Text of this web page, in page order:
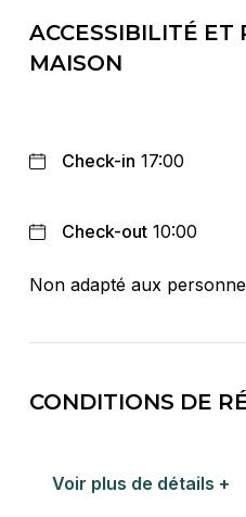
ACCESSIBILITÉ ET
MAISON
Check-in 17:00
Check-out10:00
Non adapté aux
CONDITIONS DE
Voir plus de détails +